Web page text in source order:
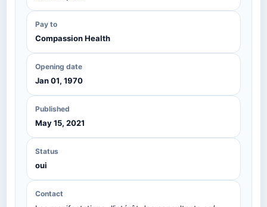
Pay to
Compassion Health
Opening date
Jan 01, 1970
Published
May 15, 2021
Status
oui
Contact